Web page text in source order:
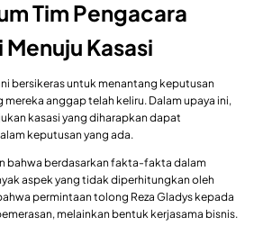
Tim Pengacara
Kasasi
bersikeras untuk menantang keputusan
mereka anggap telah keliru. Dalam upaya ini,
kasasi yang diharapkan dapat
keputusan yang ada.
bahwa berdasarkan fakta-fakta dalam
aspek yang tidak diperhitungkan oleh
permintaan tolong Reza Gladys kepada
melainkan bentuk kerjasama bisnis.